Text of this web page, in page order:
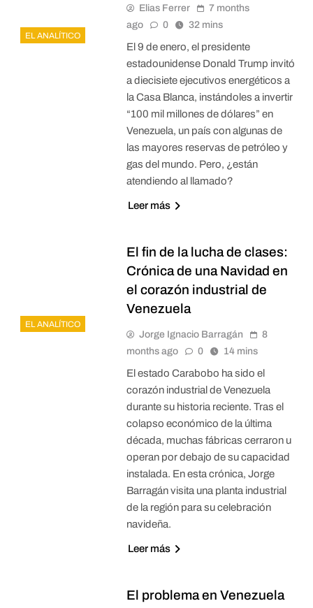
EL ANALÍTICO
Elias Ferrer
7 months
ago
0 32 mins
El 9 de enero, el presidente
estadounidense Donald Trump invitó
a diecisiete ejecutivos energéticos a
la Casa Blanca, instándoles a invertir
“100 mil millones de dólares” en
Venezuela, un país con algunas de
las mayores reservas de petróleo y
gas del mundo. Pero, ¿están
atendiendo al llamado?
Leer más
EL ANALÍTICO
El fin de la lucha de clases:
Crónica de una Navidad en
el corazón industrial de
Venezuela
Jorge Ignacio Barragán
8
months ago
0 14 mins
El estado Carabobo ha sido el
corazón industrial de Venezuela
durante su historia reciente. Tras el
colapso económico de la última
década, muchas fábricas cerraron u
operan por debajo de su capacidad
instalada. En esta crónica, Jorge
Barragán visita una planta industrial
de la región para su celebración
navideña.
Leer más
El problema en Venezuela